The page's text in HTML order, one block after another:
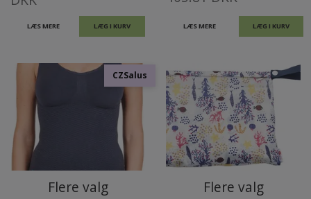
LÆS MERE LÆG I KURV LÆS MERE
CZSalus
Flere valg Flere valg